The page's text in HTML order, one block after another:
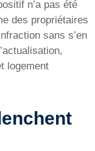
n’a pas été
des propriétaires
sans s’en
logement